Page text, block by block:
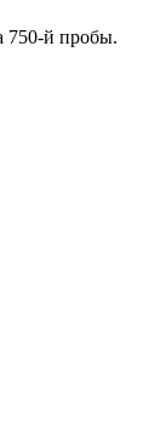
750-й пробы.